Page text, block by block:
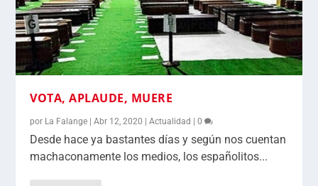
VOTA, APLAUDE, MUERE
por La Falange |Abr 12, 2020 |Actualidad |0
Desde hace ya bastantes días y según nos cuentan
machaconamente los medios, los españolitos...